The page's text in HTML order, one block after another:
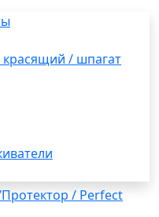
/ шпагат
/ Perfect